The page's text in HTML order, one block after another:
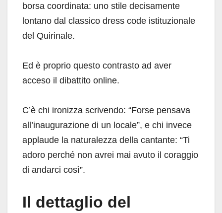
borsa coordinata: uno stile decisamente
lontano dal classico dress code istituzionale
del Quirinale.
Ed è proprio questo contrasto ad aver
acceso il dibattito online.
C’è chi ironizza scrivendo: “Forse pensava
all’inaugurazione di un locale”, e chi invece
applaude la naturalezza della cantante: “Ti
adoro perché non avrei mai avuto il coraggio
di andarci così”.
Il dettaglio del